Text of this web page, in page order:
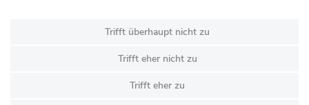
Trifft überhaupt nicht zu
Trifft eher nicht zu
Trifft eher zu